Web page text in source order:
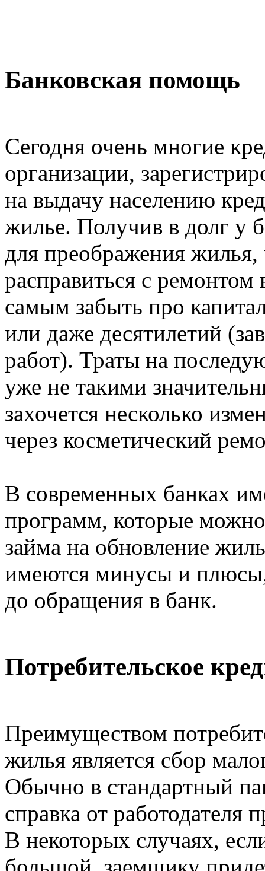
Банковская помощь
Сегодня очень многие
организации,
на выдачу населению
жилье. Получив в долг у
для преображения
расправиться с
самым забыть про
или даже десятилетий
работ). Траты на
уже не такими
захочется несколько
через косметический
В современных банках
программ, которые
займа на обновление
имеются минусы и
до обращения в банк.
Потребительское
Преимуществом
жилья является сбор
Обычно в стандартный
справка от работодателя
В некоторых случаях,